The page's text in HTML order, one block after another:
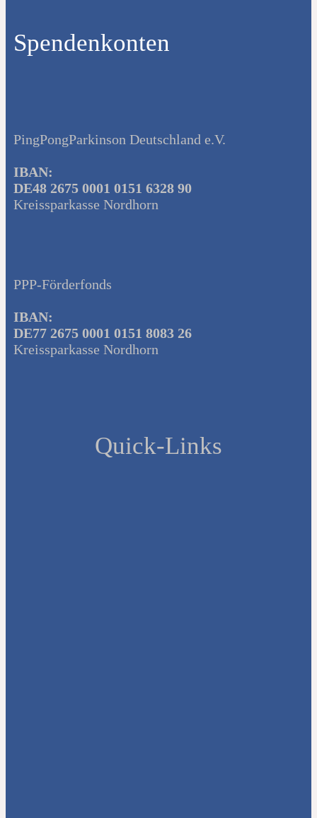
Spendenkonten
PingPongParkinson Deutschland e.V.
IBAN:
DE48 2675 0001 0151 6328 90
Kreissparkasse Nordhorn
PPP-Förderfonds
IBAN:
DE77 2675 0001 0151 8083 26
Kreissparkasse Nordhorn
Quick-Links